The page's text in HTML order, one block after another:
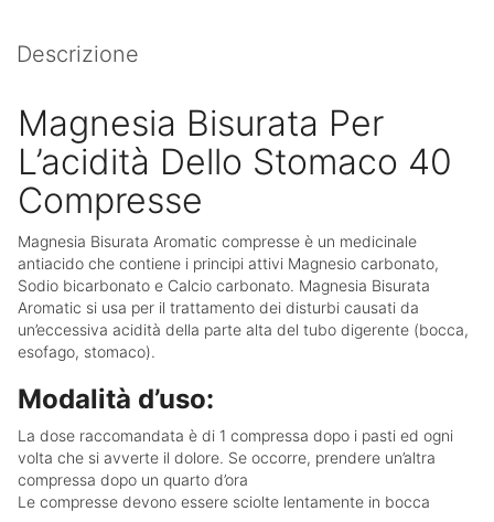
Descrizione
Magnesia Bisurata Per
L’acidità Dello Stomaco 40
Compresse
Magnesia Bisurata Aromatic compresse è un medicinale
antiacido che contiene i principi attivi Magnesio carbonato,
Sodio bicarbonato e Calcio carbonato. Magnesia Bisurata
Aromatic si usa per il trattamento dei disturbi causati da
un’eccessiva acidità della parte alta del tubo digerente (bocca,
esofago, stomaco).
Modalità d’uso:
La dose raccomandata è di 1 compressa dopo i pasti ed ogni
volta che si avverte il dolore. Se occorre, prendere un’altra
compressa dopo un quarto d’ora
Le compresse devono essere sciolte lentamente in bocca